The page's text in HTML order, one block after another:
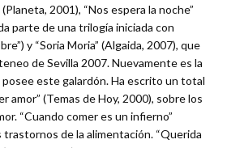
2001), “Nos espera la noche”
parte de una trilogía iniciada con
y “Soria Moria” (Algaida, 2007), que
de Sevilla 2007. Nuevamente es la
posee este galardón. Ha escrito un total
amor” (Temas de Hoy, 2000), sobre los
“Cuando comer es un infierno”
trastornos de la alimentación. “Querida